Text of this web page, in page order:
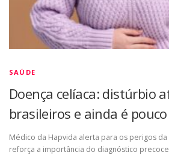
SAÚDE
Doença celíaca: distúrbio
brasileiros e ainda é
Médico da Hapvida alerta para os perigos
reforça a importância do diagnóstico